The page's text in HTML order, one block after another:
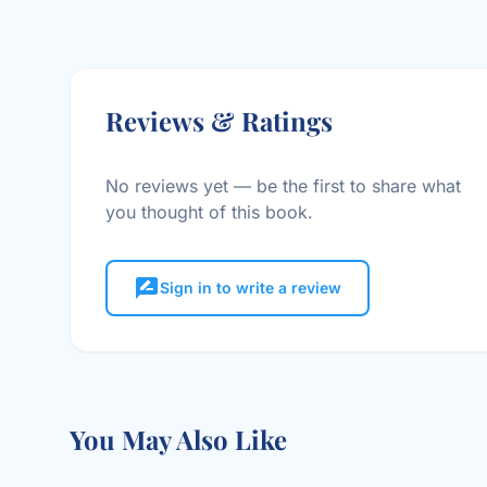
Reviews & Ratings
No reviews yet — be the first to share what
you thought of this book.
rate_reviewSign in to write a review
You May Also Like